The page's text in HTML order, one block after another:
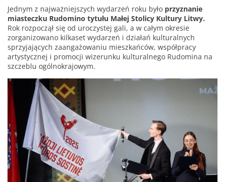
Jednym z najważniejszych wydarzeń roku było przyznanie
miasteczku Rudomino tytułu Małej Stolicy Kultury Litwy.
Rok rozpoczął się od uroczystej gali, a w całym okresie
zorganizowano kilkaset wydarzeń i działań kulturalnych
sprzyjających zaangażowaniu mieszkańców, współpracy
artystycznej i promocji wizerunku kulturalnego Rudomina na
szczeblu ogólnokrajowym.